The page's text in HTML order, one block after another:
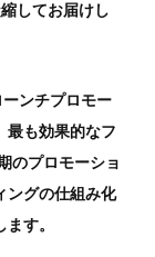
してお届けし
ンチプロモー
最も効果的なフ
のプロモーショ
ングの仕組み化
す。